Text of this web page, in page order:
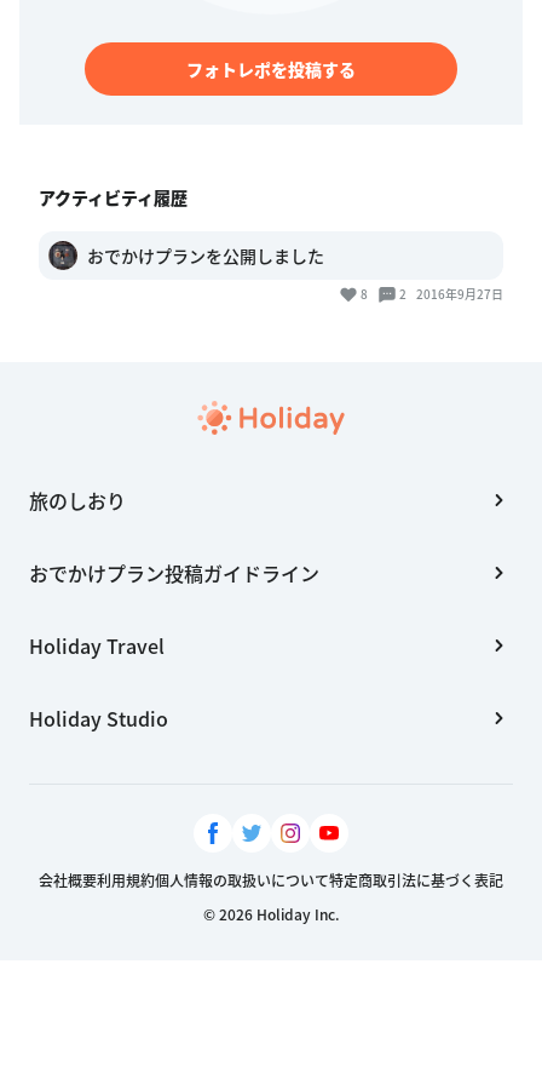
フォトレポを投稿する
アクティビティ履歴
おでかけプランを公開しました
8 2 2016年9月27日
旅のしおり
おでかけプラン投稿ガイドライン
Holiday Travel
Holiday Studio
会社概要利用規約個人情報の取扱いについて特定商取引法に基づく表記
© 2026 Holiday Inc.